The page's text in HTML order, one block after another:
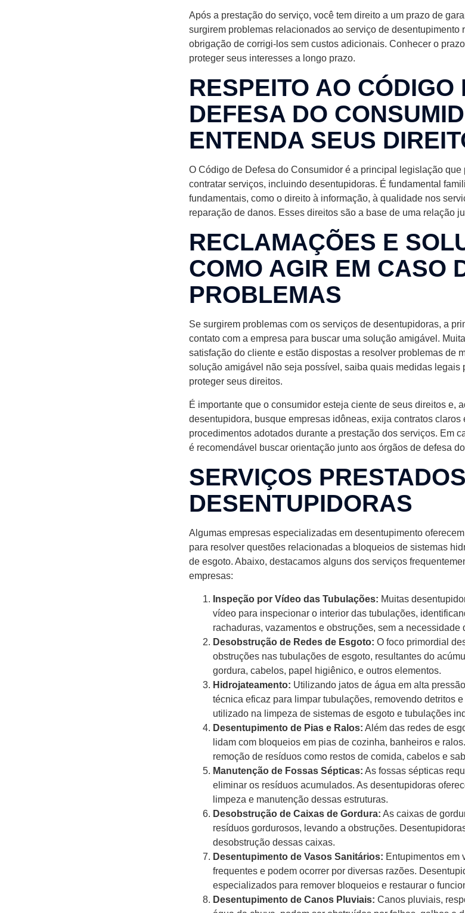
Após a prestação do serviço, você tem direito a um prazo de
surgirem problemas relacionados ao serviço de desentupimento
obrigação de corrigi-los sem custos adicionais. Conhecer o
proteger seus interesses a longo prazo.
RESPEITO AO CÓDIGO
DEFESA DO
ENTENDA SEUS
O Código de Defesa do Consumidor é a principal legislação que
contratar serviços, incluindo desentupidoras. É fundamental
fundamentais, como o direito à informação, à qualidade nos
reparação de danos. Esses direitos são a base de uma relação
RECLAMAÇÕES E
COMO AGIR EM CASO
PROBLEMAS
Se surgirem problemas com os serviços de desentupidoras, a
contato com a empresa para buscar uma solução amigável.
satisfação do cliente e estão dispostas a resolver problemas de
solução amigável não seja possível, saiba quais medidas legais
proteger seus direitos.
É importante que o consumidor esteja ciente de seus direitos e,
desentupidora, busque empresas idôneas, exija contratos claros
procedimentos adotados durante a prestação dos serviços. Em
é recomendável buscar orientação junto aos órgãos de defesa
SERVIÇOS
DESENTUPIDORAS
Algumas empresas especializadas em desentupimento
para resolver questões relacionadas a bloqueios de sistemas
de esgoto. Abaixo, destacamos alguns dos serviços
empresas:
Inspeção por Vídeo das Tubulações: Muitas
vídeo para inspecionar o interior das tubulações,
rachaduras, vazamentos e obstruções, sem a necessidade
Desobstrução de Redes de Esgoto: O foco primordial
obstruções nas tubulações de esgoto, resultantes do
gordura, cabelos, papel higiênico, e outros elementos.
Hidrojateamento: Utilizando jatos de água em alta
técnica eficaz para limpar tubulações, removendo detritos
utilizado na limpeza de sistemas de esgoto e tubulações
Desentupimento de Pias e Ralos: Além das redes de
lidam com bloqueios em pias de cozinha, banheiros e
remoção de resíduos como restos de comida, cabelos e
Manutenção de Fossas Sépticas: As fossas sépticas
eliminar os resíduos acumulados. As desentupidoras
limpeza e manutenção dessas estruturas.
Desobstrução de Caixas de Gordura: As caixas de
resíduos gordurosos, levando a obstruções.
desobstrução dessas caixas.
Desentupimento de Vasos Sanitários: Entupimentos em
frequentes e podem ocorrer por diversas razões.
especializados para remover bloqueios e restaurar o
Desentupimento de Canos Pluviais: Canos pluviais,